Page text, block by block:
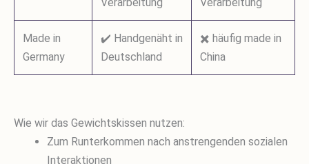
Made in
Germany
✔️ Handgenäht in
Deutschland
✖️ häufig made in
China
Wie wir das Gewichtskissen nutzen:
Zum Runterkommen nach anstrengenden sozialen
Interaktionen